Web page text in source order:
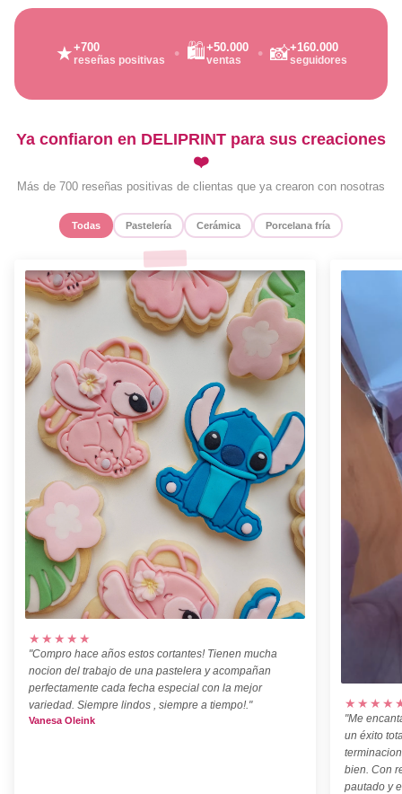
★+700
reseñas positivas 🛍️+50.000
ventas 📸+160.000
seguidores
Ya confiaron en DELIPRINT para sus creaciones
❤️
Más de 700 reseñas positivas de clientas que ya crearon con nosotras
Todas Pastelería Cerámica Porcelana fría
★★★★★
"Compro hace años estos cortantes! Tienen mucha
nocion del trabajo de una pastelera y acompañan
perfectamente cada fecha especial con la mejor
variedad. Siempre lindos , siempre a tiempo!."
Vanesa Oleink
"Me
un éxito
bien. Con
pautado y